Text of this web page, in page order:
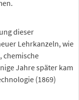
dieser
Lehrkanzeln, wie
chemische
Jahre später kam
(1869)